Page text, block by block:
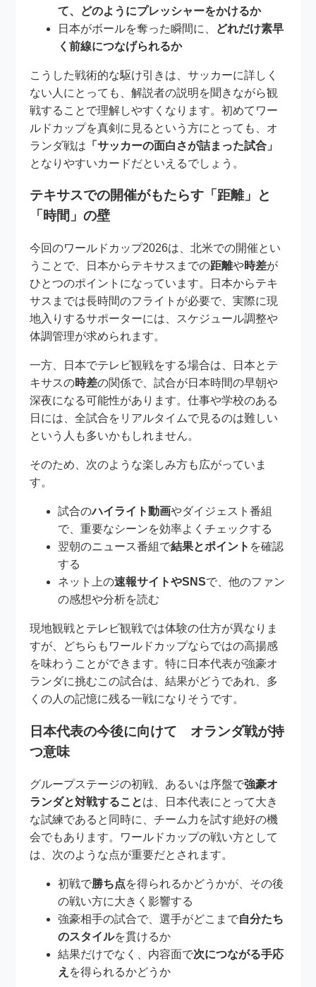
て、どのようにプレッシャーをかけるか
日本がボールを奪った瞬間に、 どれだけ素早
く前線につなげられるか
こうした戦術的な駆け引きは、サッカーに詳しく
ない人にとっても、解説者の説明を聞きながら観
戦することで理解しやすくなります。初めてワー
ルドカップを真剣に見るという方にとっても、オ
ランダ戦は 「サッカーの面白さが詰まった試合」
となりやすいカードだといえるでしょう。
テキサスでの開催がもたらす「距離」と
「時間」の壁
今回のワールドカップ2026は、北米での開催とい
うことで、日本からテキサスまでの距離や時差が
ひとつのポイントになっています。日本からテキ
サスまでは長時間のフライトが必要で、実際に現
地入りするサポーターには、スケジュール調整や
体調管理が求められます。
一方、日本でテレビ観戦をする場合は、日本とテ
キサスの時差の関係で、試合が日本時間の早朝や
深夜になる可能性があります。仕事や学校のある
日には、全試合をリアルタイムで見るのは難しい
という人も多いかもしれません。
そのため、次のような楽しみ方も広がっていま
す。
試合のハイライト動画やダイジェスト番組
で、重要なシーンを効率よくチェックする
翌朝のニュース番組で結果とポイント を確認
する
ネット上の速報サイトやSNSで、他のファン
の感想や分析を読む
現地観戦とテレビ観戦では体験の仕方が異なりま
すが、どちらもワールドカップならではの高揚感
を味わうことができます。特に日本代表が強豪オ
ランダに挑むこの試合は、結果がどうであれ、多
くの人の記憶に残る一戦になりそうです。
日本代表の今後に向けて オランダ戦が持
つ意味
グループステージの初戦、あるいは序盤で強豪オ
ランダと対戦することは、日本代表にとって大き
な試練であると同時に、チーム力を試す絶好の機
会でもあります。ワールドカップの戦い方として
は、次のような点が重要だとされます。
初戦で勝ち点を得られるかどうかが、その後
の戦い方に大きく影響する
強豪相手の試合で、選手がどこまで自分たち
のスタイルを貫けるか
結果だけでなく、内容面で次につながる手応
え を得られるかどうか